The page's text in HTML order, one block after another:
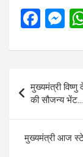
F
ce
b
o
o
k
M
n
g
er
navigation
मुख्यमंत्री
की सौजन्य
मुख्यमंत्री आज